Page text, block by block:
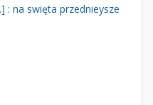
: na swięta przednieysze